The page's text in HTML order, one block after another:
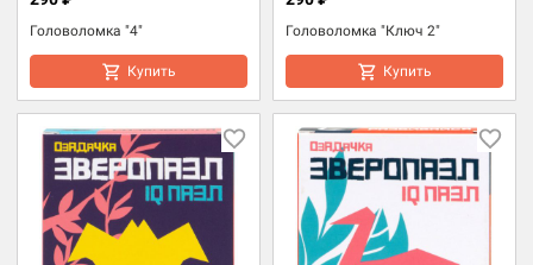
Головоломка "4"
Купить
Головоломка "Ключ 2"
Купить